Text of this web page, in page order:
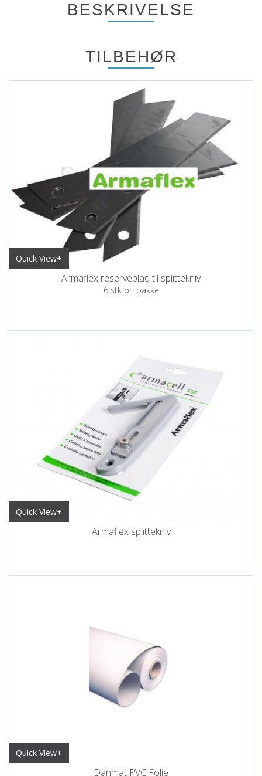
BESKRIVELSE
TILBEHØR
Quick View+
Armaflex reserveblad til splittekniv
6 stk pr. pakke
Quick View+
Armaflex splittekniv
Quick View+
Danmat PVC Folie